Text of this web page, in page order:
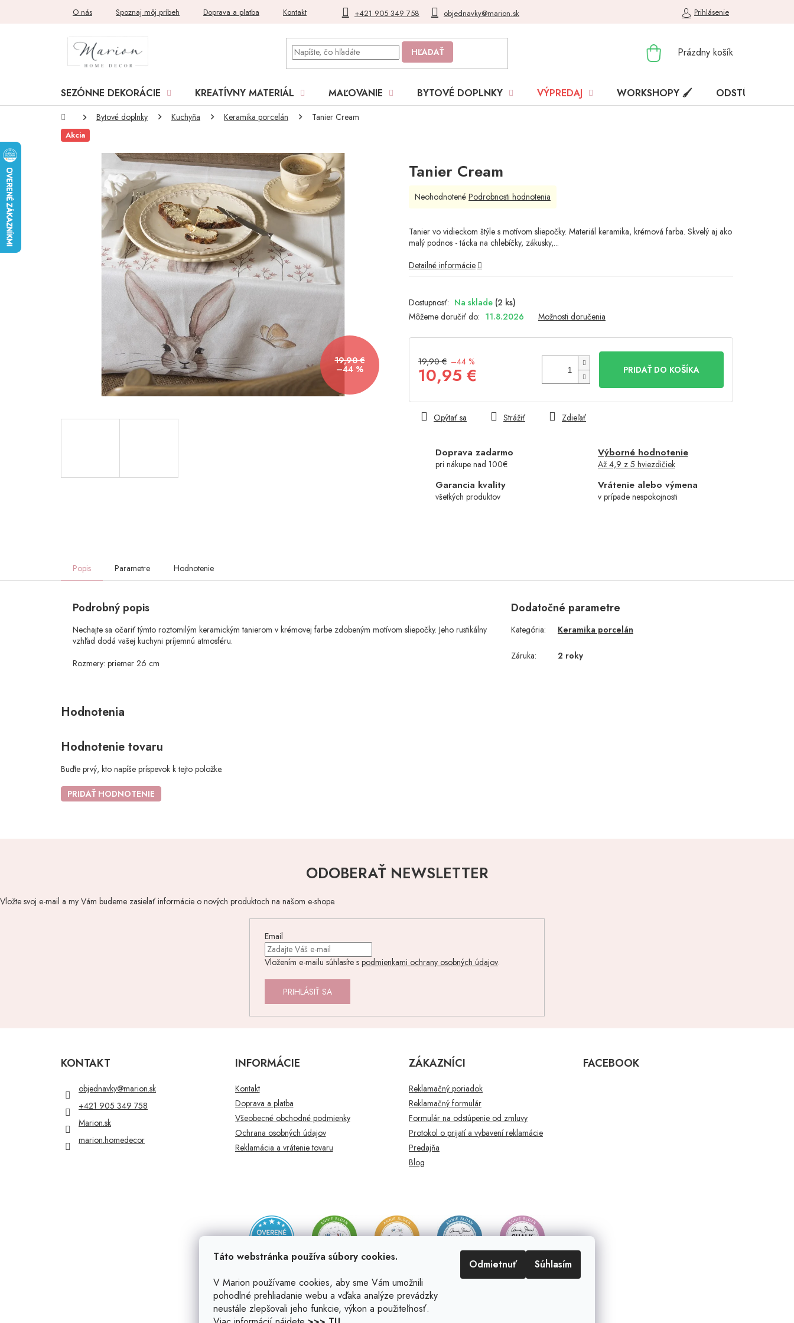
Táto webstránka používa súbory cookies.
V Marion používame cookies, aby sme Vám umožnili
pohodlné prehliadanie webu a vďaka analýze prevádzky
neustále zlepšovali jeho funkcie, výkon a použiteľnosť.
Odmietnuť Súhlasím
+421 905 349 758 objednavky@marion.sk
O nás Spoznaj môj príbeh Doprava a platba Kontakt Blog Moja objednávka Prihlásenie
HĽADAŤ
NÁKUPNÝ
Prázdny košík
SEZÓNNE DEKORÁCIE KREATÍVNY MATERIÁL MAĽOVANIE BYTOVÉ DOPLNKY VÝPREDAJ WORKSHOPY 🖌️ ODSTÚPENIE
DomovBytové doplnky Kuchyňa Keramika porcelán Tanier Cream
Akcia
19,90 €
–44 %
Tanier Cream
Na sklade (2 ks)
Môžeme doručiť do: 11.8.2026 Možnosti doručenia
19,90 € –44 %
10,95 €
cena:
PRIDAŤ DO KOŠÍKA
Doprava zadarmo
pri nákupe nad 100€
Výborné hodnotenie
Až 4,9 z 5 hviezdičiek
Garancia kvality
všetkých produktov
Vrátenie alebo výmena
v prípade nespokojnosti
Tanier vo vidieckom štýle s motívom sliepočky. Materiál keramika, krémová farba. Skvelý aj ako
malý podnos - tácka na chlebíčky, zákusky,...
Detailné informácie
Opýtať sa Strážiť Zdieľať
Priemerné
je
0,0
5
hviezdičiek.
Neohodnotené Podrobnosti hodnotenia
Popis Parametre Hodnotenie
Podrobný popis
Nechajte sa očariť týmto roztomilým keramickým tanierom v krémovej farbe zdobeným motívom sliepočky. Jeho rustikálny
vzhľad dodá vašej kuchyni príjemnú atmosféru.
Rozmery: priemer 26 cm
Dodatočné parametre
Kategória: Keramika porcelán
Záruka: 2 roky
Hodnotenie tovaru
Buďte prvý, kto napíše príspevok k tejto položke.
PRIDAŤ HODNOTENIE
ODOBERAŤ NEWSLETTER
Vložte svoj e-mail a my Vám budeme zasielať informácie o nových produktoch na našom e-shope.
Email
Vložením e-mailu súhlasíte s podmienkami ochrany osobných údajov.
PRIHLÁSIŤ SA
KONTAKT
objednavky@marion.sk
+421 905 349 758
Marion.sk
marion.homedecor
INFORMÁCIE
Kontakt
Doprava a platba
Všeobecné obchodné podmienky
Ochrana osobných údajov
Reklamácia a vrátenie tovaru
ZÁKAZNÍCI
Reklamačný poriadok
Reklamačný formulár
Formulár na odstúpenie od zmluvy
Protokol o prijatí a vybavení reklamácie
Predajňa
Blog
FACEBOOK